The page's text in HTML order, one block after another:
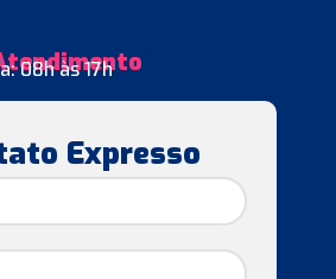
08h às 17h
Expresso